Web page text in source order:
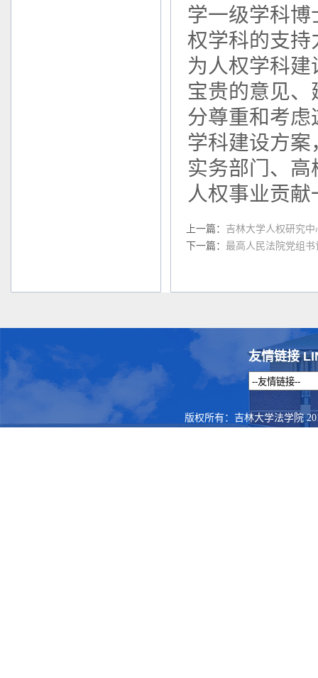
学一级学科
权学科的支持
为人权学科
宝贵的意见
分尊重和考
学科建设方
实务部门、
人权事业贡
上一篇： 吉林大学人权研究中
下一篇： 最高人民法院党组
友情链接
版权所有：吉林大学法学院